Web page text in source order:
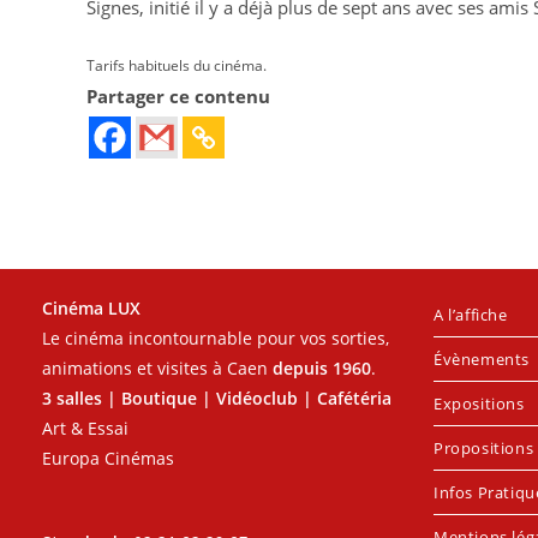
Signes, initié il y a déjà plus de sept ans avec ses
Tarifs habituels du cinéma.
Partager ce contenu
Cinéma LUX
Le cinéma incontournable pour vos sorties,
animations et visites à Caen depuis 1960.
3 salles | Boutique | Vidéoclub | Cafétéria
Art & Essai
Europa Cinémas
A l’affiche
Évènements
Expositions
Propositions
Infos